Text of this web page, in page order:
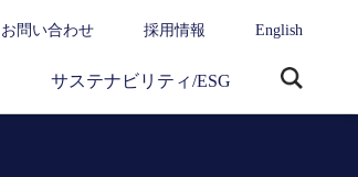
お問い合わせ 採用情報 English
サステナビリティ/ESG